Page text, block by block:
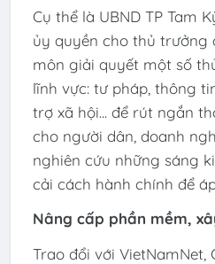
Cụ thể là UBND TP Tam
ủy quyền cho thủ trưởng
môn giải quyết một số
lĩnh vực: tư pháp, thông
trợ xã hội... để rút ngắn
cho người dân, doanh
nghiên cứu những sáng
cải cách hành chính để
Nâng cấp phần mềm,
Trao đổi với